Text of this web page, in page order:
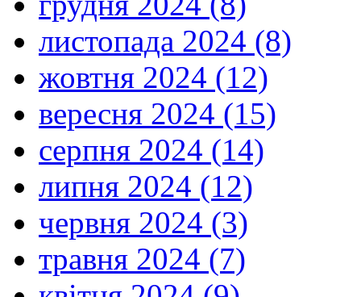
листопада 2024 (8)
жовтня 2024 (12)
вересня 2024 (15)
серпня 2024 (14)
липня 2024 (12)
червня 2024 (3)
травня 2024 (7)